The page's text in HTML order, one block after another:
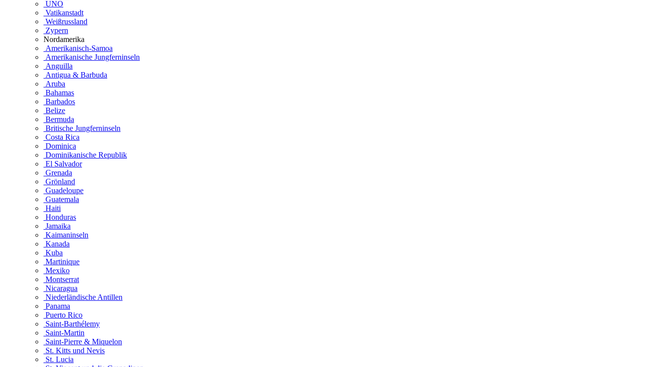
UNO
Vatikanstadt
Weißrussland
Zypern
Nordamerika
Amerikanisch-Samoa
Amerikanische Jungferninseln
Anguilla
Antigua & Barbuda
Aruba
Bahamas
Barbados
Belize
Bermuda
Britische Jungferninseln
Costa Rica
Dominica
Dominikanische Republik
El Salvador
Grenada
Grönland
Guadeloupe
Guatemala
Haiti
Honduras
Jamaika
Kaimaninseln
Kanada
Kuba
Martinique
Mexiko
Montserrat
Nicaragua
Niederländische Antillen
Panama
Puerto Rico
Saint-Barthélemy
Saint-Martin
Saint-Pierre & Miquelon
St. Kitts und Nevis
St. Lucia